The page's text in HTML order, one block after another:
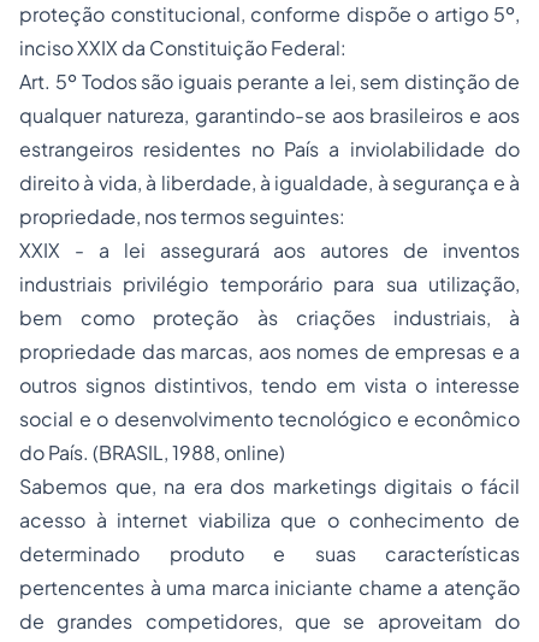
proteção constitucional, conforme dispõe o artigo 5º,
inciso XXIX da Constituição Federal:
Art. 5º Todos são iguais perante a lei, sem distinção de
qualquer natureza, garantindo-se aos brasileiros e aos
estrangeiros residentes no País a inviolabilidade do
direito à vida, à liberdade, à igualdade, à segurança e à
propriedade, nos termos seguintes:
XXIX - a lei assegurará aos autores de inventos
industriais privilégio temporário para sua utilização,
bem como proteção às criações industriais, à
propriedade das marcas, aos nomes de empresas e a
outros signos distintivos, tendo em vista o interesse
social e o desenvolvimento tecnológico e econômico
do País. (BRASIL, 1988, online)
Sabemos que, na era dos marketings digitais o fácil
acesso à internet viabiliza que o conhecimento de
determinado produto e suas características
pertencentes à uma marca iniciante chame a atenção
de grandes competidores, que se aproveitam do